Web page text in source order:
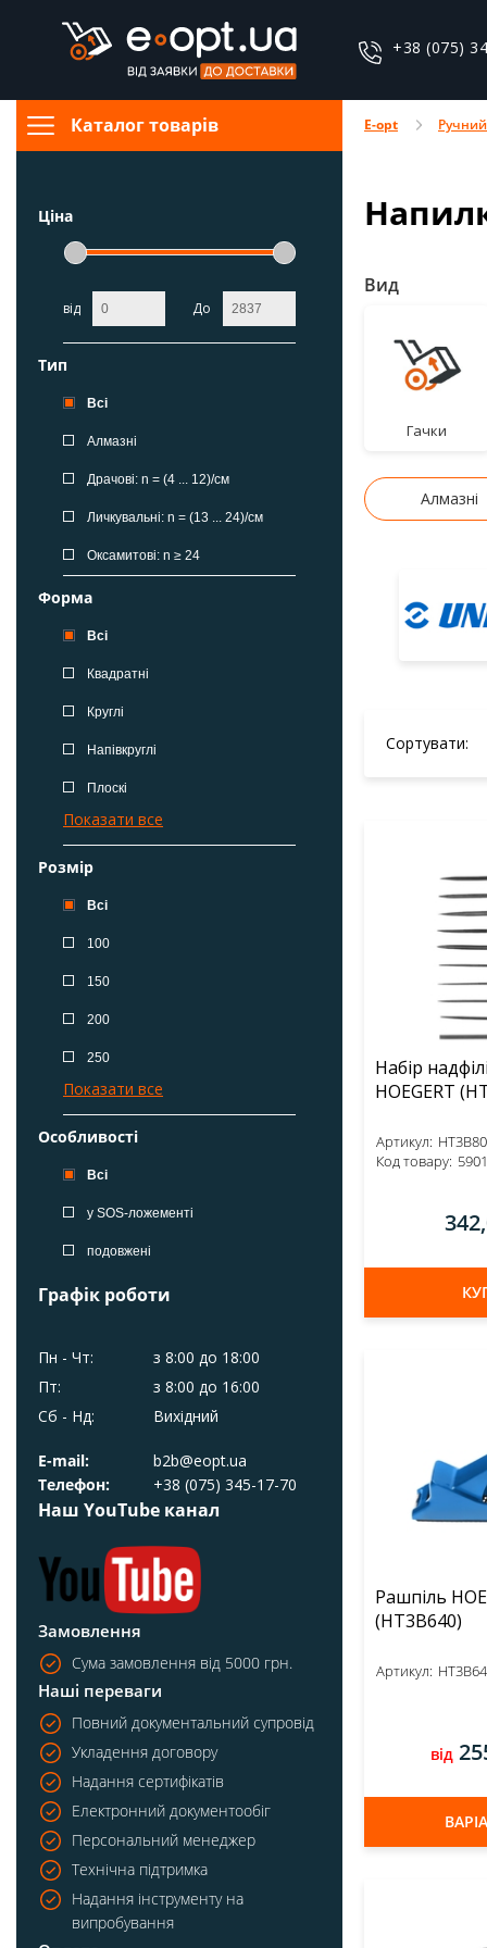
+38 (075)
Каталог товарів
Ціна
від До
Тип
Всі
Алмазні
Драчові: n = (4 ... 12)/см
Личкувальні: n = (13 ... 24)/см
Оксамитові: n ≥ 24
Форма
Всі
Квадратні
Круглі
Напівкруглі
Плоскі
Показати все
Розмір
Всі
100
150
200
250
Показати все
Особливості
Всі
у SOS-ложементі
подовжені
для точних робіт
Показати все
Довжина L, мм
85
114
135
140
Показати все
Діаметр, мм
4
5.5
7.5
Показати все
Графік роботи
Пн - Чт:
Пт:
Сб - Нд:
з 8:00 до 18:00
з 8:00 до 16:00
Вихідний
E-mail:
b2b@eopt.ua
Телефон:
+38 (075) 345-17-70
Наш YouTube канал
Замовлення
Сума замовлення від 5000 грн.
Наші переваги
Повний документальний супровід
Укладення договору
Надання сертифікатів
Електронний документообіг
Персональний менеджер
Технічна підтримка
Надання інструменту на
випробування
E-opt
Вид
Гачки
Алмазні
Сортувати:
Набір
Артикул:
Код товару:
Рашпіль
(HT3B640)
Артикул:
від